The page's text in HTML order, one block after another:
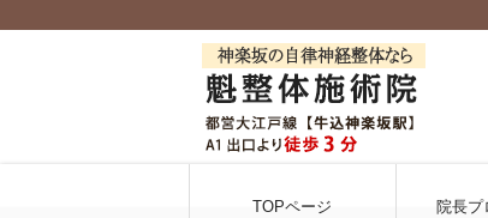
TOPページ 院長プ